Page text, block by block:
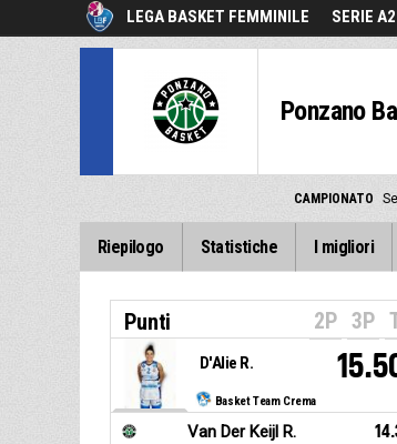
LEGA BASKET FEMMINILE SERIE
Ponzano
CAMPIONATO
Riepilogo Statistiche I migliori
Punti 2P 3P
Basket Team Crema
D'Alie R.
Van Der Keijl R.